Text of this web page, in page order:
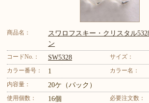
商品名：
スワロフスキー・クリスタル
ン
コードNo.： SW5328 サイズ：
カラー番号： 1 カラー名：
内容量： 20ケ（パック）
使用個数： 16個 必要注文数：